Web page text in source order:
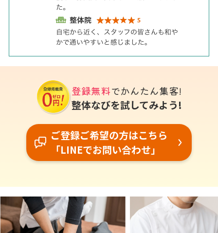
登録無料でかんたん集客!
整体なびを試してみよう!
ご登録ご希望の方はこちら
「LINEでお問い合わせ」